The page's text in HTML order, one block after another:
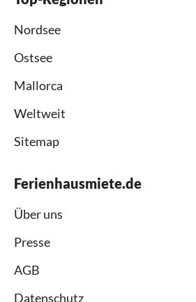
Nordsee
Ostsee
Mallorca
Weltweit
Sitemap
Ferienhausmiete.de
Über uns
Presse
AGB
Datenschutz